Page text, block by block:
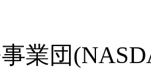
業団